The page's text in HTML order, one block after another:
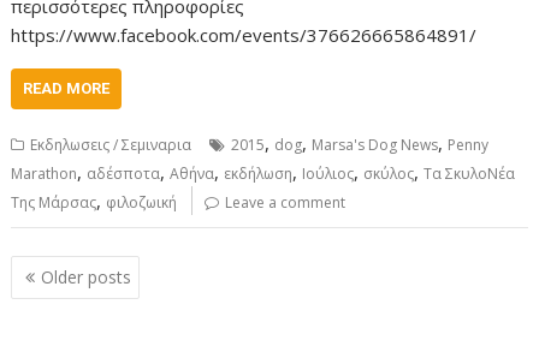
περισσότερες πληροφορίες
https://www.facebook.com/events/376626665864891/
READ MORE
Εκδηλωσεις / Σεμιναρια 2015, dog, Marsa's Dog News, Penny
Marathon, αδέσποτα,Αθήνα, εκδήλωση, Ιούλιος, σκύλος,Τα ΣκυλοΝέα
Της Μάρσας, φιλοζωική Leave a comment
P
o
Older posts